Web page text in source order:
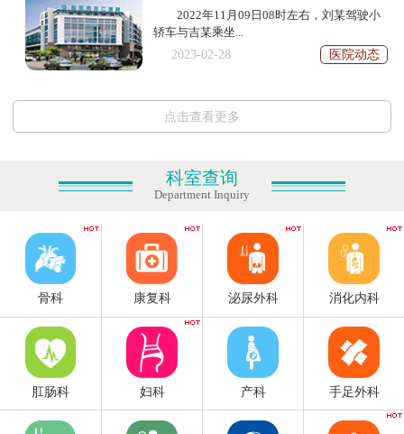
2022年11月09日08时左右，刘某驾驶小
轿车与吉某乘坐...
2023-02-28 医院动态
点击查看更多
科室查询
Department Inquiry
骨科 康复科 泌尿外科 消化内科
肛肠科 妇科 产科 手足外科